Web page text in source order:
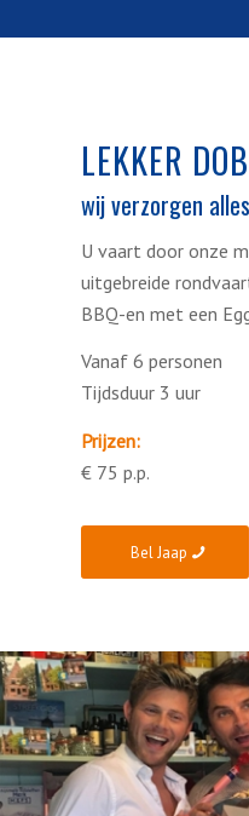
LEKKER
wij verzorgen
U vaart door onze
uitgebreide
BBQ-en met een
Vanaf 6 personen
Tijdsduur 3 uur
Prijzen:
€ 75 p.p.
Bel Jaap